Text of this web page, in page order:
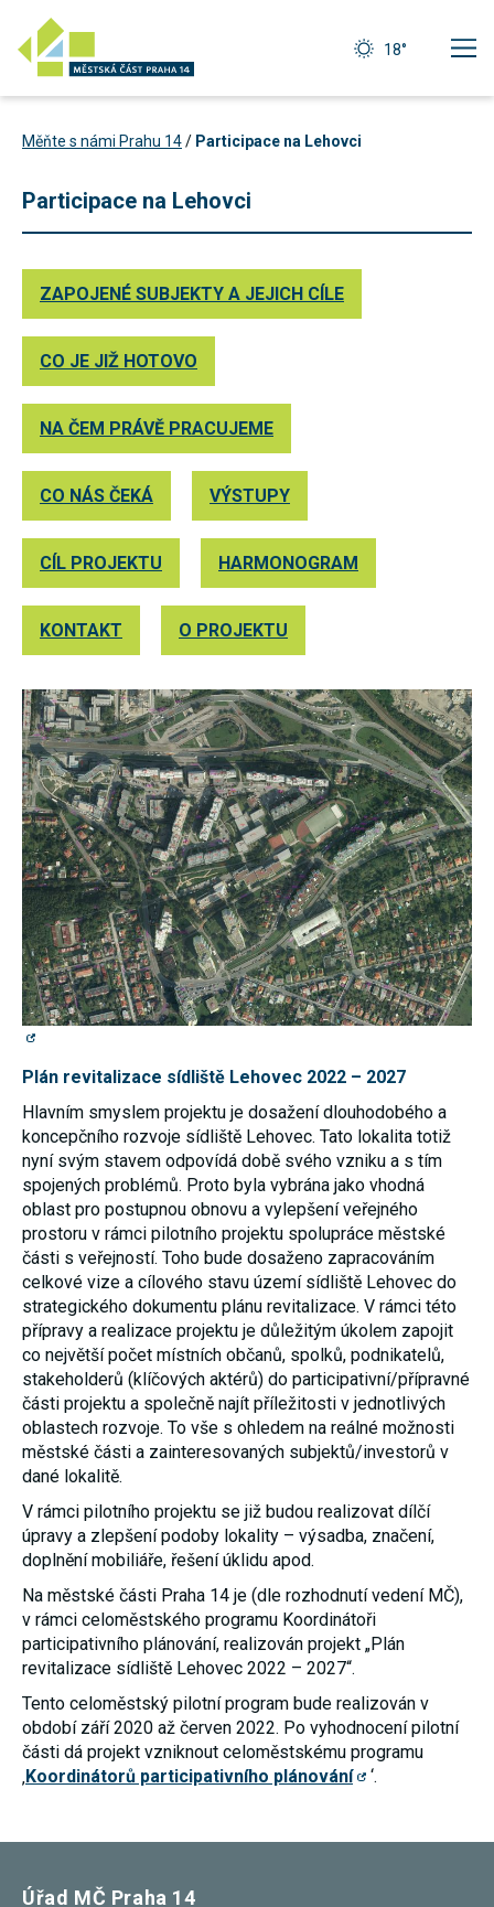
18°
Měňte s námi Prahu 14/ Participace na Lehovci
Participace na Lehovci
ZAPOJENÉ SUBJEKTY A JEJICH CÍLE
CO JE JIŽ HOTOVO
NA ČEM PRÁVĚ PRACUJEME
CO NÁS ČEKÁ VÝSTUPY
CÍL PROJEKTU HARMONOGRAM
KONTAKT O PROJEKTU
Plán revitalizace sídliště Lehovec 2022 – 2027
Hlavním smyslem projektu je dosažení dlouhodobého a
koncepčního rozvoje sídliště Lehovec. Tato lokalita totiž
nyní svým stavem odpovídá době svého vzniku a s tím
spojených problémů. Proto byla vybrána jako vhodná
oblast pro postupnou obnovu a vylepšení veřejného
prostoru v rámci pilotního projektu spolupráce městské
části s veřejností. Toho bude dosaženo zapracováním
celkové vize a cílového stavu území sídliště Lehovec do
strategického dokumentu plánu revitalizace. V rámci této
přípravy a realizace projektu je důležitým úkolem zapojit
co největší počet místních občanů, spolků, podnikatelů,
stakeholderů (klíčových aktérů) do participativní/přípravné
části projektu a společně najít příležitosti v jednotlivých
oblastech rozvoje. To vše s ohledem na reálné možnosti
městské části a zainteresovaných subjektů/investorů v
dané lokalitě.
V rámci pilotního projektu se již budou realizovat dílčí
úpravy a zlepšení podoby lokality – výsadba, značení,
doplnění mobiliáře, řešení úklidu apod.
Na městské části Praha 14 je (dle rozhodnutí vedení MČ),
v rámci celoměstského programu Koordinátoři
participativního plánování, realizován projekt „Plán
revitalizace sídliště Lehovec 2022 – 2027“.
Tento celoměstský pilotní program bude realizován v
období září 2020 až červen 2022. Po vyhodnocení pilotní
části dá projekt vzniknout celoměstskému programu
‚Koordinátorů participativního plánování ‘.
Úřad MČ Praha 14
cookies
Technické
cookies jsou
nezbytné pro
správné
fungování
webu a všech
Váš souhlas s
našem webu.
Z tohoto
důvodu
technické
cookies
nemohou být
individuálně
deaktivovány
nebo
aktivovány.
Analytické
cookies
Analytické
cookies nám
umožňují
měření
a našich
kampaní.
Jejich pomocí
určujeme
počet návštěv
a zdroje
návštěv
našich
internetových
stránek. Data
získaná
pomocí těchto
cookies
zpracováváme
souhrnně,
bez použití
identifikátorů,
které ukazují
na konkrétní
uživatelé
našeho webu.
Pokud
analytických
cookies ve
vztahu k Vaší
návštěvě,
ztrácíme
možnost
analýzy
výkonu a
optimalizace
našich
Personalizované
soubory cookie